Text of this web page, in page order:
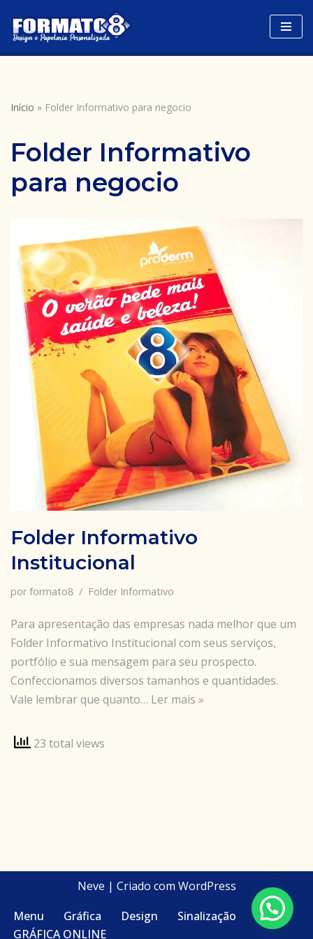
Avançar
para
Início » Folder Informativo para negocio
Folder Informativo
para negocio
Folder Informativo
Institucional
por formato8 Folder Informativo
Para apresentação das empresas nada melhor que um
Folder Informativo Institucional com seus serviços,
portfólio e sua mensagem para seu prospecto.
Confeccionamos diversos tamanhos e quantidades.
Vale lembrar que quanto… Ler mais »
23 total views
Neve | Criado com WordPress
Menu
Gráfica Design
Sinalização
GRÁFICA ONLINE